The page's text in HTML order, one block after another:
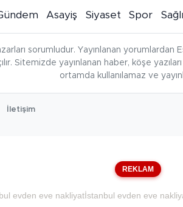
Asayiş Siyaset Spor
sorumludur. Yayınlanan
Sitemizde yayınlanan haber, köşe
ortamda kullanılamaz ve
İletişim
REKLAM
evden eve nakliyatİstanbul evden eve